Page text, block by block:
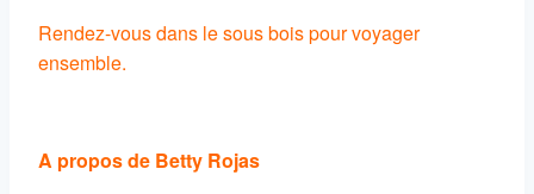
Rendez-vous dans le sous bois pour voyager
ensemble.
A propos de Betty Rojas